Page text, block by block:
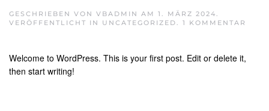
GESCHRIEBEN VON VBADMIN AM 1. MÄRZ 2024.
VERÖFFENTLICHT IN UNCATEGORIZED. 1 KOMMENTAR
Welcome to WordPress. This is your first post. Edit or delete it,
then start writing!